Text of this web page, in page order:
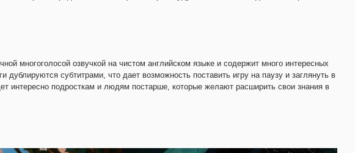
многоголосой озвучкой на чистом английском языке и содержит много интересных
дублируются субтитрами, что дает возможность поставить игру на паузу и заглянуть в
интересно подросткам и людям постарше, которые желают расширить свои знания в